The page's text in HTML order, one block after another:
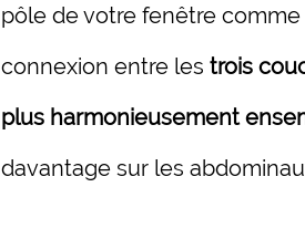
pôle de votre fenêtre
connexion entre les trois
plus harmonieusement
davantage sur les